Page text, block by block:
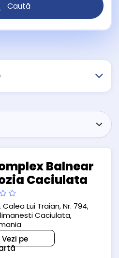
Caută
Balnear
Caciulata
Calea Lui Traian, Nr. 794,
Caciulata,
Vezi pe